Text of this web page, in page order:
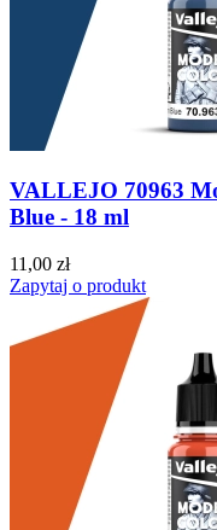
VALLEJO 70963
Blue - 18 ml
11,00 zł
Zapytaj o produkt